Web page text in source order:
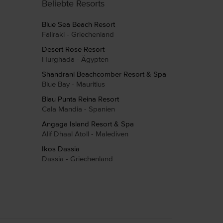
Beliebte Resorts
Blue Sea Beach Resort
Faliraki - Griechenland
Desert Rose Resort
Hurghada - Ägypten
Shandrani Beachcomber Resort & Spa
Blue Bay - Mauritius
Blau Punta Reina Resort
Cala Mandia - Spanien
Angaga Island Resort & Spa
Alif Dhaal Atoll - Malediven
Ikos Dassia
Dassia - Griechenland